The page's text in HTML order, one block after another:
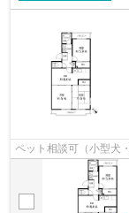
ペット相談可（小型